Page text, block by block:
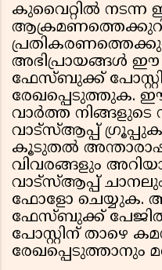
കുവൈറ്റിൽ
അഭിപ്രായങ്ങൾ ഈ
ഫേസ്ബുക്ക്
രേഖപ്പെടുത്തുക.
വാർത്ത
വാട്സ്ആപ്പ്
കൂടുതൽ
വിവരങ്ങളും
വാട്സ്ആപ്പ്
ഫോളോ ചെയ്യുക.
ഫേസ്ബുക്ക്
പോസ്റ്റിന് താഴെ
രേഖപ്പെടുത്താനും